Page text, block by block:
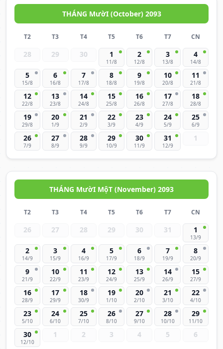
THÁNG MườI (October) 2093
T2 T3 T4 T5 T6 T7 CN
28 29 30 1
11/8
2
12/8
3
13/8
4
14/8
5
15/8
6
16/8
7
17/8
8
18/8
9
19/8
10
20/8
11
21/8
12
22/8
13
23/8
14
24/8
15
25/8
16
26/8
17
27/8
18
28/8
19
29/8
20
1/9
21
2/9
22
3/9
23
4/9
24
5/9
25
6/9
26
7/9
27
8/9
28
9/9
29
10/9
30
11/9
31
12/9
1
THÁNG MườI MộT (November) 2093
T2 T3 T4 T5 T6 T7 CN
26 27 28 29 30 31 1
13/9
2
14/9
3
15/9
4
16/9
5
17/9
6
18/9
7
19/9
8
20/9
9
21/9
10
22/9
11
23/9
12
24/9
13
25/9
14
26/9
15
27/9
16
28/9
17
29/9
18
30/9
19
1/10
20
2/10
21
3/10
22
4/10
23
5/10
24
6/10
25
7/10
26
8/10
27
9/10
28
10/10
29
11/10
30
12/10
1 2 3 4 5 6